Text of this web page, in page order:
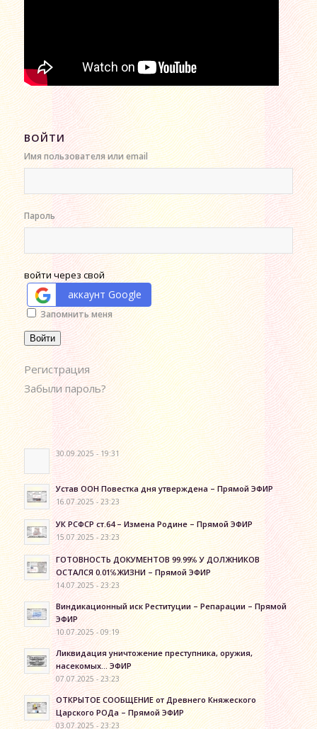
ВОЙТИ
Имя пользователя или email
Пароль
войти через свой
аккаунт Google
Alternative:
Запомнить меня
Войти
Регистрация
Забыли пароль?
30.09.2025 - 19:31
Устав ООН Повестка дня утверждена – Прямой ЭФИР
16.07.2025 - 23:23
УК РСФСР ст.64 – Измена Родине – Прямой ЭФИР
15.07.2025 - 23:23
ГОТОВНОСТЬ ДОКУМЕНТОВ 99.99℅ У ДОЛЖНИКОВ
ОСТАЛСЯ 0.01℅ЖИЗНИ – Прямой ЭФИР
14.07.2025 - 23:23
Виндикационный иск Реституции – Репарации – Прямой
ЭФИР
10.07.2025 - 09:19
Ликвидация уничтожение преступника, оружия,
насекомых… ЭФИР
07.07.2025 - 23:23
ОТКРЫТОЕ СООБЩЕНИЕ от Древнего Княжеского
Царского РОДа – Прямой ЭФИР
03.07.2025 - 23:23